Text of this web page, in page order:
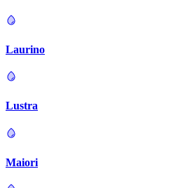
Laurino
Lustra
Maiori